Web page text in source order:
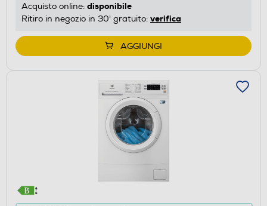
energetico
Youreko.
Acquisto online: disponibile
Ritiro in negozio in 30' gratuito: verifica
AGGIUNGI